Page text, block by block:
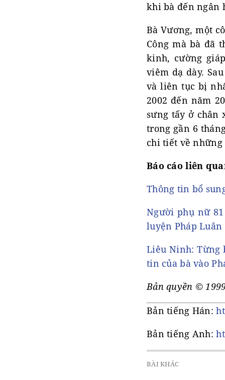
khi bà đến ngân
Bà Vương, một
Công mà bà đã
kinh, cường
viêm dạ dày.
và liên tục bị
2002 đến năm
sưng tấy ở chân
trong gần 6
chi tiết về
Báo cáo liên
Thông tin bổ
Người phụ nữ
luyện Pháp Luân
Liêu Ninh: Từng
tin của bà vào
Bản quyền ©
Bản tiếng Hán:
Bản tiếng Anh:
BÀI KHÁC